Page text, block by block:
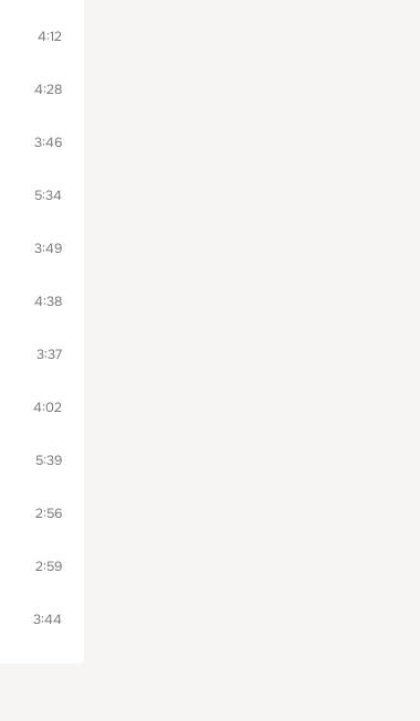
4:12
4:28
3:46
5:34
3:49
4:38
3:37
4:02
5:39
2:56
2:59
3:44